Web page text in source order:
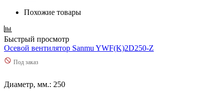
Похожие товары
Быстрый просмотр
Осевой вентилятор Sanmu YWF(K)2D250-Z
Под заказ
Диаметр, мм.: 250